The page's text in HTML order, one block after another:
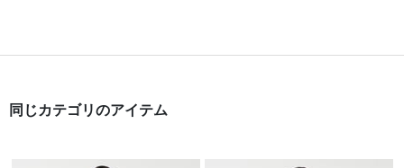
同じカテゴリのアイテム